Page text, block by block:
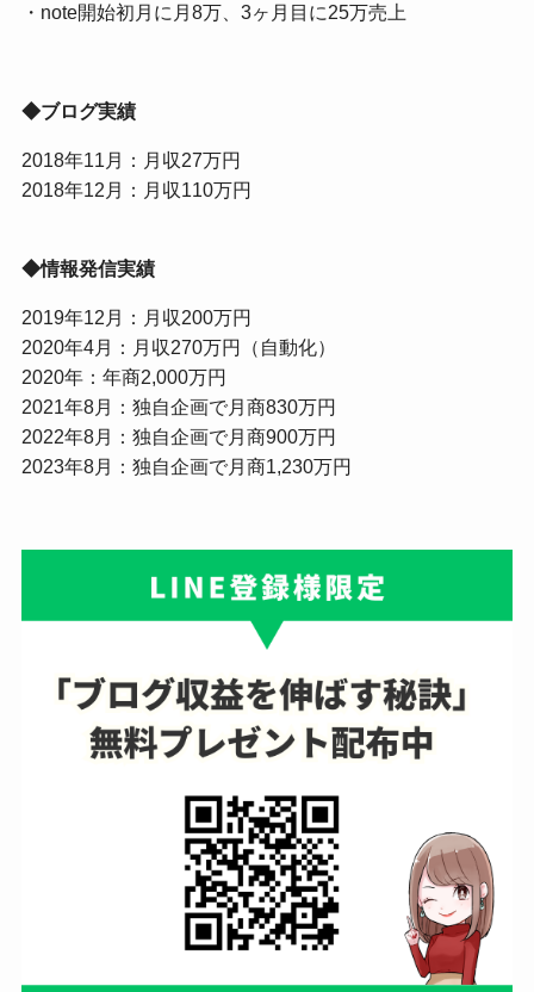
・note開始初月に月8万、3ヶ月目に25万売上
◆ブログ実績
2018年11月：月収27万円
2018年12月：月収110万円
◆情報発信実績
2019年12月：月収200万円
2020年4月：月収270万円（自動化）
2020年：年商2,000万円
2021年8月：独自企画で月商830万円
2022年8月：独自企画で月商900万円
2023年8月：独自企画で月商1,230万円